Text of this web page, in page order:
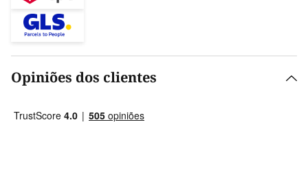
Opiniões dos clientes